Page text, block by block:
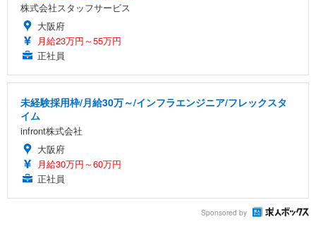
株式会社スタッフサービス
大阪府
月給23万円～55万円
正社員
未経験採用枠/月給30万～/インフラエンジニア/フレックスタ
イム
infront株式会社
大阪府
月給30万円～60万円
正社員
Sponsored by